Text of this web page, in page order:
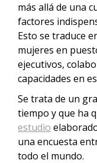
más allá de una
factores
Esto se traduce
mujeres en
ejecutivos,
capacidades en
Se trata de un
tiempo y que ha
estudio
una encuesta
todo el mundo.